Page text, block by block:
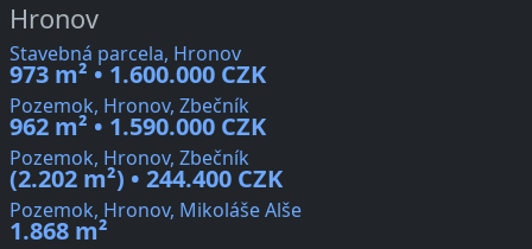
Hronov
Stavebná parcela, Hronov
973 m² • 1.600.000 CZK
Pozemok, Hronov, Zbečník
962 m² • 1.590.000 CZK
Pozemok, Hronov, Zbečník
(2.202 m²) • 244.400 CZK
Pozemok, Hronov, Mikoláše Alše
1.868 m²